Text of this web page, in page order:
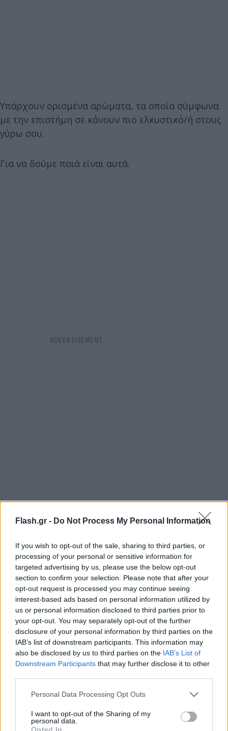
Flash.gr - Do Not Process My Personal Information
If you wish to opt-out of the sale, sharing to third parties, or
processing of your personal or sensitive information for
targeted advertising by us, please use the below opt-out
section to confirm your selection. Please note that after your
opt-out request is processed you may continue seeing
interest-based ads based on personal information utilized by
us or personal information disclosed to third parties prior to
your opt-out. You may separately opt-out of the further
disclosure of your personal information by third parties on the
IAB’s list of downstream participants. This information may
also be disclosed by us to third parties on the IAB’s List of
Downstream Participants that may further disclose it to other
Please note that this website/app uses one or more Google
not limited to your visit or usage behaviour. You may click to
grant or deny consent to Google and its third-party tags to
Personal Data Processing Opt Outs
I want to opt-out of the Sharing of my
personal data.
Opted In
Υπάρχουν ορισμένα αρώματα, τα οποία σύμφωνα
με την επιστήμη σε κάνουν πιο ελκυστικό/ή στους
γύρω σου.
Για να δούμε ποιά είναι αυτά.
1. Ροδέλαιο
Σε μια μικρή επιστημονική μελέτη, ερευνητές
διαπίστωσαν ότι η μυρωδιά του ροδέλαιου έκανε
τους συμμετέχοντες να ταξινομήσουν
φωτογραφίες προσώπων ως πιο ελκυστικές σε
σχέση με άλλες μυρωδιές. Αξίζει να σημειωθεί ότι
αυτή η μελέτη χρησιμοποίησε αιθέριο έλαιο
τριαντάφυλλου και όχι τεχνητά αρώματα
τριαντάφυλλου.
2. Πορτοκαλί φρούτα και λαχανικά
Οι άνδρες που τρώνε πολλά φρούτα και λαχανικά
και ειδικότερα με πορτοκαλί χρώμα, φαίνονται πιο